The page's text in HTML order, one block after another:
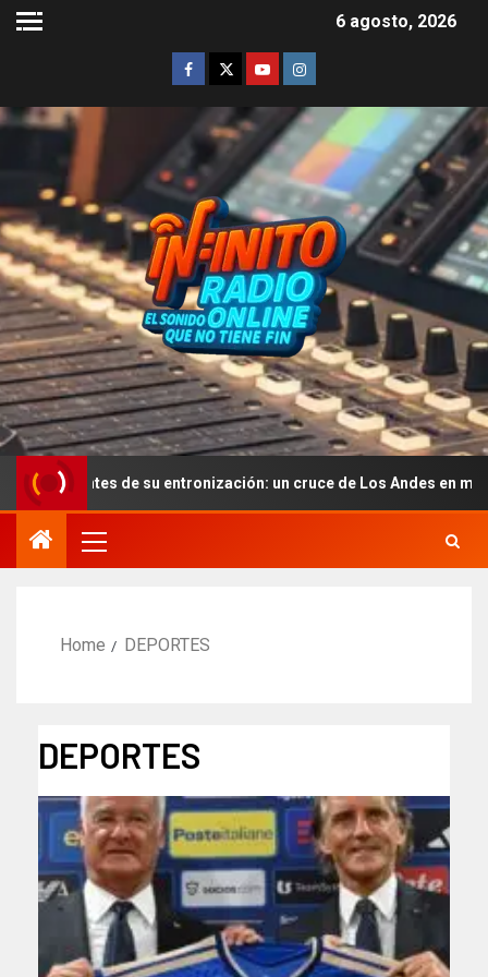
6 agosto, 2026
su entronización: un cruce de Los Andes en mula y una misa
Home DEPORTES
DEPORTES